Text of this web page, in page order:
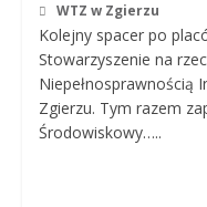
WTZ w Zgierzu
Kolejny spacer po
Stowarzyszenie na
Niepełnosprawnością
Zgierzu. Tym razem
Środowiskowy…..